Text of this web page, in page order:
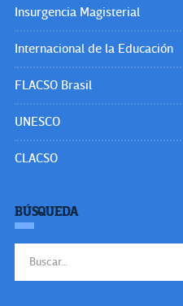
Insurgencia Magisterial
Internacional de la Educación
FLACSO Brasil
UNESCO
CLACSO
BÚSQUEDA